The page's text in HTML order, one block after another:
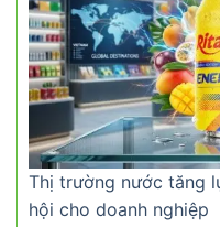
Thị trường nước tăng
hội cho doanh nghiệp